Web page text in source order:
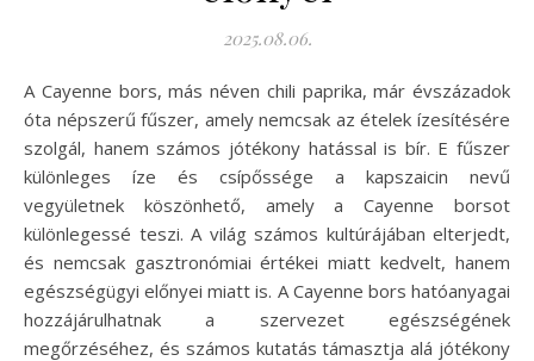
2025.08.06.
A Cayenne bors, más néven chili paprika, már évszázadok
óta népszerű fűszer, amely nemcsak az ételek ízesítésére
szolgál, hanem számos jótékony hatással is bír. E fűszer
különleges íze és csípőssége a kapszaicin nevű
vegyületnek köszönhető, amely a Cayenne borsot
különlegessé teszi. A világ számos kultúrájában elterjedt,
és nemcsak gasztronómiai értékei miatt kedvelt, hanem
egészségügyi előnyei miatt is. A Cayenne bors hatóanyagai
hozzájárulhatnak a szervezet egészségének
megőrzéséhez, és számos kutatás támasztja alá jótékony